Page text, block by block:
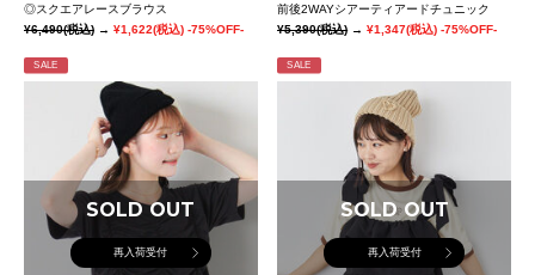
◎スクエアレースブラウス
¥6,490(税込) → ¥1,622(税込) -75%OFF-
前後2WAYシアーティアードチュニック
¥5,390(税込)→¥1,347(税込) -75%OFF-
SALE
SOLD OUT
再入荷受付
SALE
SOLD OUT
再入荷受付